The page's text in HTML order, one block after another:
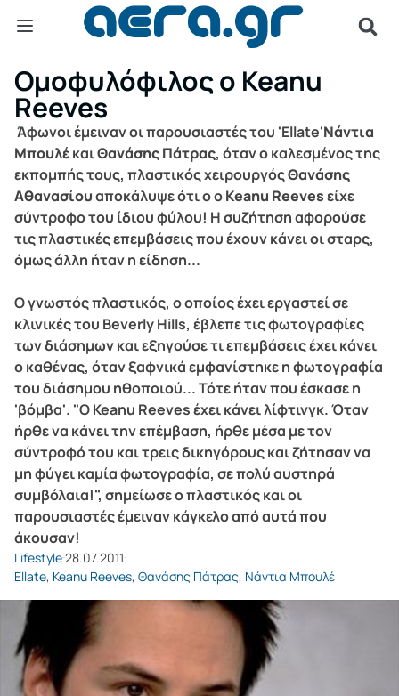
Ομοφυλόφιλος ο Keanu
Reeves
Άφωνοι έμειναν οι παρουσιαστές του 'Ellate'Νάντια
ΜπουλέκαιΘανάσης Πάτρας, όταν ο καλεσμένος της
εκπομπής τους, πλαστικός χειρουργόςΘανάσης
Αθανασίουαποκάλυψε ότι ο οKeanu Reevesείχε
σύντροφο του ίδιου φύλου! Η συζήτηση αφορούσε
τις πλαστικές επεμβάσεις που έχουν κάνει οι σταρς,
όμως άλλη ήταν η είδηση...
Ο γνωστός πλαστικός, ο οποίος έχει εργαστεί σε
κλινικές του Beverly Hills, έβλεπε τις φωτογραφίες
των διάσημων και εξηγούσε τι επεμβάσεις έχει κάνει
ο καθένας, όταν ξαφνικά εμφανίστηκε η φωτογραφία
του διάσημου ηθοποιού... Τότε ήταν που έσκασε η
'βόμβα'. "Ο Keanu Reeves έχει κάνει λίφτινγκ. Όταν
ήρθε να κάνει την επέμβαση, ήρθε μέσα με τον
σύντροφό του και τρεις δικηγόρους και ζήτησαν να
μη φύγει καμία φωτογραφία, σε πολύ αυστηρά
συμβόλαια!", σημείωσε ο πλαστικός και οι
παρουσιαστές έμειναν κάγκελο από αυτά που
άκουσαν!
Lifestyle28.07.2011
Ellate, Keanu Reeves, Θανάσης Πάτρας, Νάντια Μπουλέ